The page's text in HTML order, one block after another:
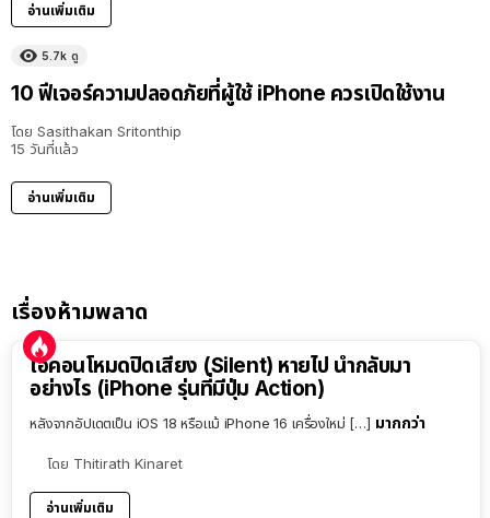
อ่านเพิ่มเติม
5.7k ดู
10 ฟีเจอร์ความปลอดภัยที่ผู้ใช้ iPhone ควรเปิดใช้งาน
โดย Sasithakan Sritonthip
15 วันที่แล้ว
อ่านเพิ่มเติม
เรื่องห้ามพลาด
ไอคอนโหมดปิดเสียง (Silent) หายไป นำกลับมา
อย่างไร (iPhone รุ่นที่มีปุ่ม Action)
หลังจากอัปเดตเป็น iOS 18 หรือแม้ iPhone 16 เครื่องใหม่ […] มากกว่า
โดย Thitirath Kinaret
อ่านเพิ่มเติม